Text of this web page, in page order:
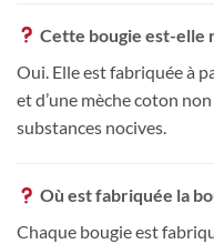
Cette bougie est-elle
Oui. Elle est fabriquée à
et d’une mèche coton
substances nocives.
Où est fabriquée la
Chaque bougie est